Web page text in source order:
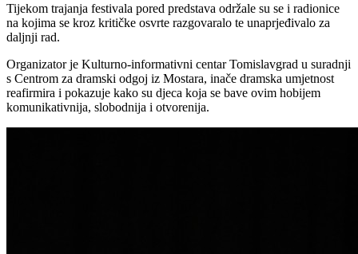
Tijekom trajanja festivala pored predstava održale su se i radionice
na kojima se kroz kritičke osvrte razgovaralo te unaprjeđivalo za
daljnji rad.
Organizator je Kulturno-informativni centar Tomislavgrad u suradnji
s Centrom za dramski odgoj iz Mostara, inače dramska umjetnost
reafirmira i pokazuje kako su djeca koja se bave ovim hobijem
komunikativnija, slobodnija i otvorenija.